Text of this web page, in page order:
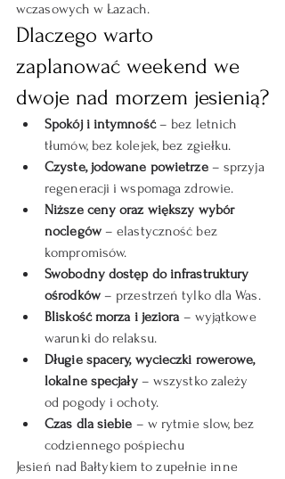
wczasowych w Łazach.
Dlaczego warto
zaplanować weekend we
dwoje nad morzem jesienią?
Spokój i intymność – bez letnich
tłumów, bez kolejek, bez zgiełku.
Czyste, jodowane powietrze – sprzyja
regeneracji i wspomaga zdrowie.
Niższe ceny oraz większy wybór
noclegów – elastyczność bez
kompromisów.
Swobodny dostęp do infrastruktury
ośrodków – przestrzeń tylko dla Was.
Bliskość morza i jeziora – wyjątkowe
warunki do relaksu.
Długie spacery, wycieczki rowerowe,
lokalne specjały – wszystko zależy
od pogody i ochoty.
Czas dla siebie – w rytmie slow, bez
codziennego pośpiechu
Jesień nad Bałtykiem to zupełnie inne